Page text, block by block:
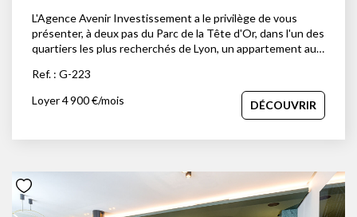
L'Agence Avenir Investissement a le privilège de vous
présenter, à deux pas du Parc de la Tête d'Or, dans l'un des
quartiers les plus recherchés de Lyon, un appartement au
nobles soigneusement sélectionnés. Situé au 2ème étage
avec ascenseur d'une résidence de grand standing, ce bien
de 163 m², entièrement climatisé, s'impose par la qualité de
sa rénovation et le soin apporté à chaque détail. Ici, rien n'a
été laissé au hasard. Le bois naturel dialogue avec le
l'espace avec élégance. Les plafonds avec éclairage
indirect diffusent une lumière dorée et enveloppante. La
pièce de vie, généreuse et lumineuse, s'articule entre
Ref. : G-223
Loyer 4 900 €/mois
DÉCOUVRIR